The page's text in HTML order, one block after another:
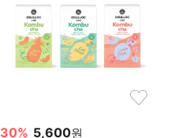
30% 5,600원